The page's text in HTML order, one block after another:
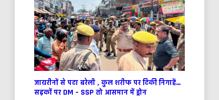
जायरीनों से पटा बरेली , कुल शरीफ पर टिकी निगाहें…
सड़कों पर DM – SSP तो आसमान में ड्रोन